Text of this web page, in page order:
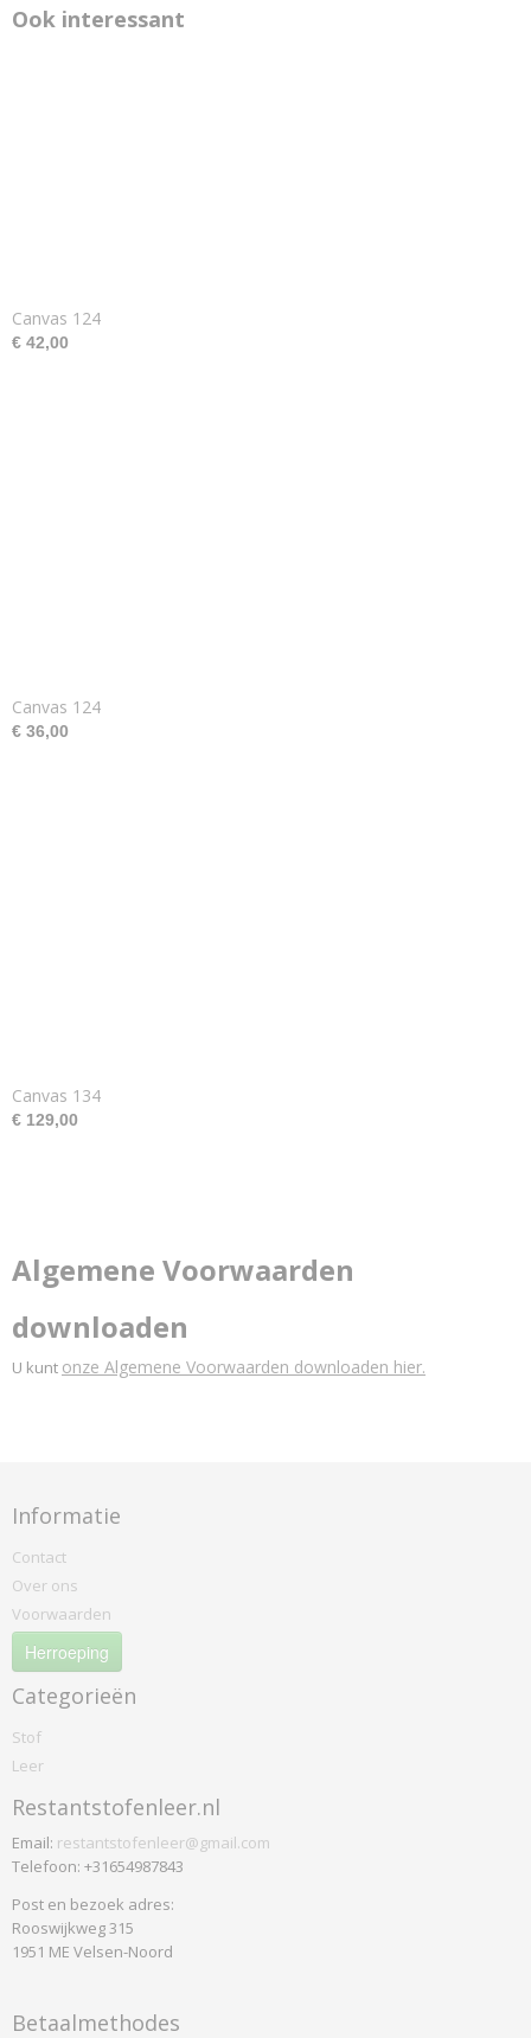
Ook interessant
Canvas 124
€ 42,00
Canvas 124
€ 36,00
Canvas 134
€ 129,00
Algemene Voorwaarden
downloaden
U kunt onze Algemene Voorwaarden downloaden hier.
Informatie
Contact
Over ons
Voorwaarden
Herroeping
Categorieën
Stof
Leer
Restantstofenleer.nl
Email: restantstofenleer@gmail.com
Telefoon: +31654987843
Post en bezoek adres:
Rooswijkweg 315
1951 ME Velsen-Noord
Betaalmethodes